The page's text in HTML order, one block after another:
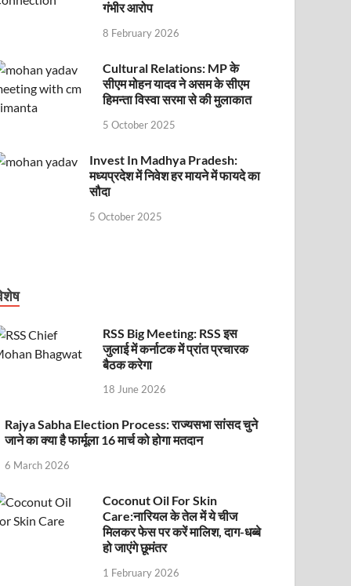
गंभीर आरोप
8 February 2026
Cultural Relations: MP के
सीएम मोहन यादव ने असम के सीएम
हिमन्ता विस्वा सरमा से की मुलाकात
5 October 2025
Invest In Madhya Pradesh:
मध्यप्रदेश में निवेश हर मायने में फायदे का
सौदा
5 October 2025
RSS Big Meeting: RSS इस
जुलाई में कर्नाटक में प्रांत प्रचारक
बैठक करेगा
18 June 2026
Rajya Sabha Election Process: राज्यसभा सांसद चुने
जाने का क्या है फार्मूला 16 मार्च को होगा मतदान
6 March 2026
Coconut Oil For Skin
Care:नारियल के तेल में ये चीज
मिलकर फेस पर करें मालिश, दाग-धब्बे
हो जाएंगे छूमंतर
1 February 2026